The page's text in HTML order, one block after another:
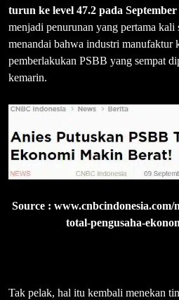
turun ke level 47.2 pada September
menjadi penurunan yang pertama
menandai bahwa industri manufaktur
pemberlakukan PSBB yang sempat
kemarin.
Source : www.cnbcindonesia.com/
total-pengusaha-
Tak pelak, hal itu kembali menekan